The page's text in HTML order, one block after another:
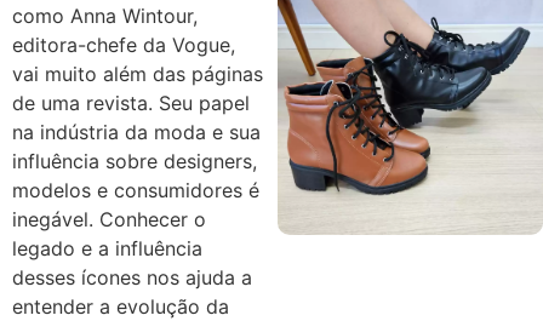
como Anna Wintour,
editora-chefe da Vogue,
vai muito além das páginas
de uma revista. Seu papel
na indústria da moda e sua
influência sobre designers,
modelos e consumidores é
inegável. Conhecer o
legado e a influência
desses ícones nos ajuda a
entender a evolução da